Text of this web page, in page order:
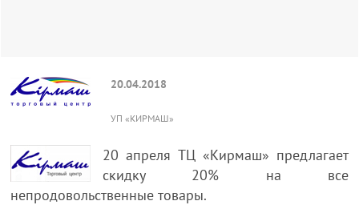
20.04.2018
УП «КИРМАШ»
20 апреля ТЦ «Кирмаш» предлагает
скидку 20% на все
непродовольственные товары.